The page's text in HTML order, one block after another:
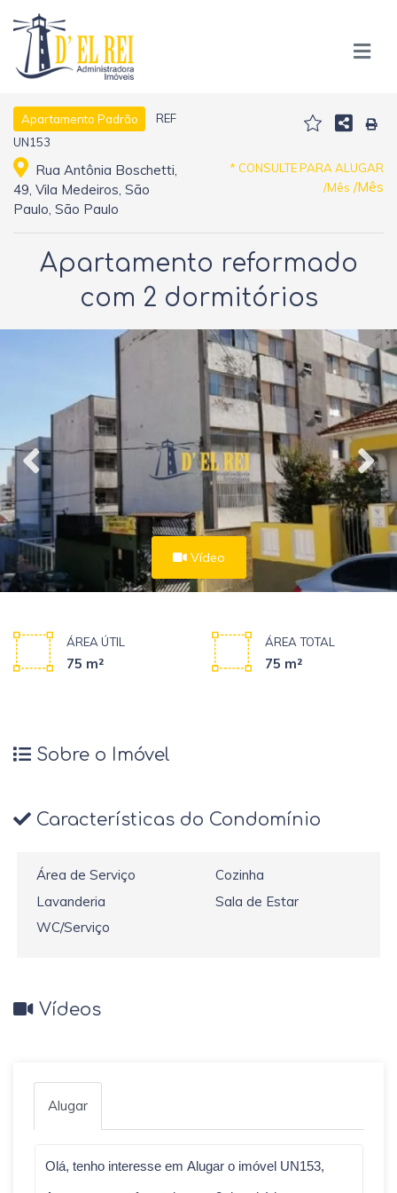
Apartamento Padrão
REF
UN153
Rua Antônia Boschetti,
49, Vila Medeiros, São
Paulo, São Paulo
* CONSULTE PARA ALUGAR
/Mês /Mês
Apartamento reformado
com 2 dormitórios
Vídeo
ÁREA ÚTIL
75 m²
ÁREA TOTAL
75 m²
Sobre o Imóvel
Características do Condomínio
Área de Serviço
Cozinha
Lavanderia
Sala de Estar
WC/Serviço
Vídeos
Alugar